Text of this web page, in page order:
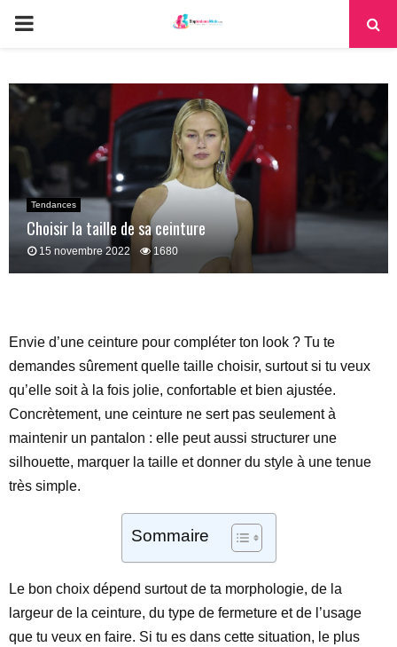
PRIMARY
Tendances
Choisir la taille de sa ceinture
15 novembre 2022 1680
Envie d’une ceinture pour compléter ton look ? Tu te
demandes sûrement quelle taille choisir, surtout si tu veux
qu’elle soit à la fois jolie, confortable et bien ajustée.
Concrètement, une ceinture ne sert pas seulement à
maintenir un pantalon : elle peut aussi structurer une
silhouette, marquer la taille et donner du style à une tenue
très simple.
Sommaire
Le bon choix dépend surtout de ta morphologie, de la
largeur de la ceinture, du type de fermeture et de l’usage
que tu veux en faire. Si tu es dans cette situation, le plus